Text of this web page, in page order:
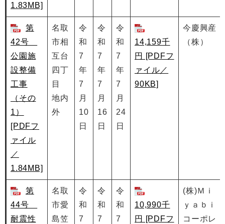
1.83MB]
第
42号
公園施
設整備
工事
（その
1）
[PDFフ
ァイル
／
1.84MB]
名取
市相
互台
四丁
目
地内
外
令
和
7
年
7
月
10
日
令
和
7
年
7
月
16
日
令
和
7
年
7
月
24
日
14,159千
円 [PDFフ
ァイル／
90KB]
今慶興産
（株）
第
44号
耐震性
名取
市愛
島笠
令
和
7
令
和
7
令
和
7
10,990千
円 [PDFフ
(株)Ｍｉ
ｙａｂｉ
コーポレ